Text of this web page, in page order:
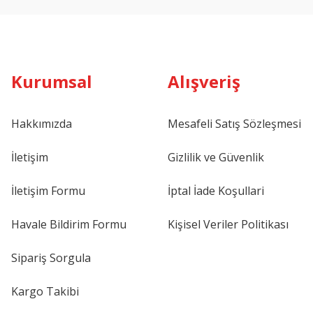
Kurumsal
Hakkımızda
İletişim
İletişim Formu
Havale Bildirim Formu
Sipariş Sorgula
Kargo Takibi
Alışveriş
Mesafeli Satış Sözleşmesi
Gizlilik ve Güvenlik
İptal İade Koşullari
Kişisel Veriler Politikası